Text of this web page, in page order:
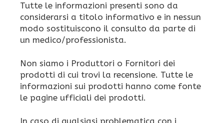
Tutte le informazioni presenti sono da
considerarsi a titolo informativo e in nessun
modo sostituiscono il consulto da parte di
un medico/professionista.
Non siamo i Produttori o Fornitori dei
prodotti di cui trovi la recensione. Tutte le
informazioni sui prodotti hanno come fonte
le pagine ufficiali dei prodotti.
In caso di qualsiasi problematica con i